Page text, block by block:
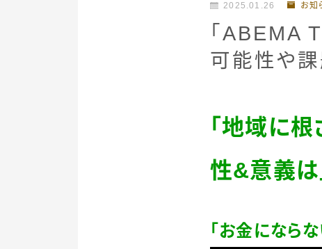
2025.01.26 お知
「ABEMA
可能性や
「地域に
性&意義は
「お金になら